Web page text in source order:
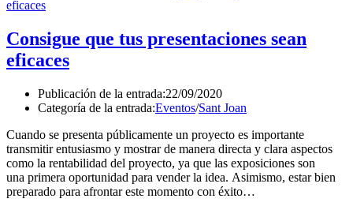
Consigue que tus presentaciones sean
eficaces
Publicación de la entrada:22/09/2020
Categoría de la entrada:Eventos/Sant Joan
Cuando se presenta públicamente un proyecto es importante
transmitir entusiasmo y mostrar de manera directa y clara aspectos
como la rentabilidad del proyecto, ya que las exposiciones son
una primera oportunidad para vender la idea. Asimismo, estar bien
preparado para afrontar este momento con éxito…